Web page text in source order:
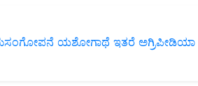
ಯಶೋಗಾಥೆ ಇತರೆ ಅಗ್ರಿಪೀಡಿಯಾ